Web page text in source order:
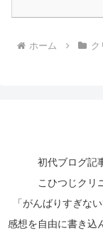
ホーム ク
初代ブログ記
こひつじクリ
「がんばりすぎな
感想を自由に書き込